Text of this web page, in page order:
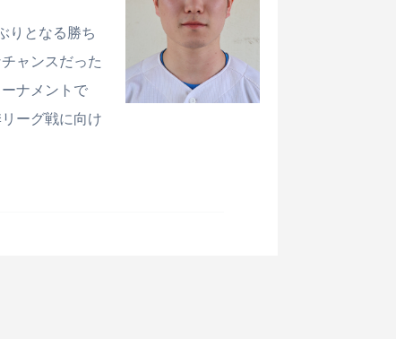
りとなる勝ち
ャンスだった
ナメントで
ーグ戦に向け